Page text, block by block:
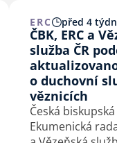
ERC před 4
ČBK, ERC a
služba ČR
o duchovní
věznicích
Česká
Ekumenická